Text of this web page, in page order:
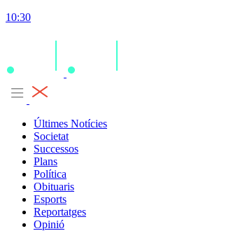
10:30
Últimes Notícies
Societat
Successos
Plans
Política
Obituaris
Esports
Reportatges
Opinió